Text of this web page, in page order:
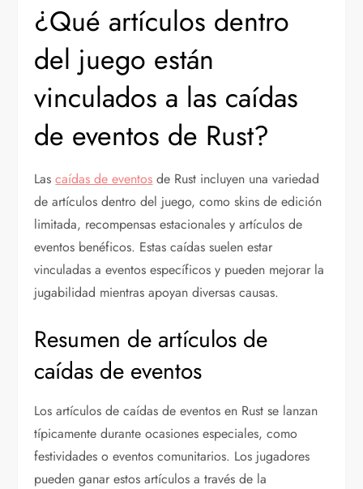
¿Qué artículos dentro
del juego están
vinculados a las caídas
de eventos de Rust?
Lascaídas de eventos de Rust incluyen una variedad
de artículos dentro del juego, como skins de edición
limitada, recompensas estacionales y artículos de
eventos benéficos. Estas caídas suelen estar
vinculadas a eventos específicos y pueden mejorar la
jugabilidad mientras apoyan diversas causas.
Resumen de artículos de
caídas de eventos
Los artículos de caídas de eventos en Rust se lanzan
típicamente durante ocasiones especiales, como
festividades o eventos comunitarios. Los jugadores
pueden ganar estos artículos a través de la